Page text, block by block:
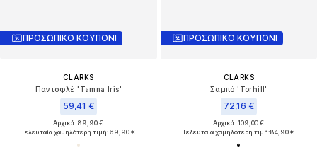
ΠΡΟΣΩΠΙΚΟ ΚΟΥΠΟΝΙ
CLARKS
Παντοφλέ 'Tamna Iris'
59,41 €
Αρχικά: 89,90 €
Τελευταία χαμηλότερη τιμή:69,90 €
ΠΡΟΣΩΠΙΚΟ ΚΟΥΠΟΝΙ
CLARKS
Σαμπό 'Torhill'
72,16 €
Αρχικά: 109,00 €
Τελευταία χαμηλότερη τιμή:84,90 €